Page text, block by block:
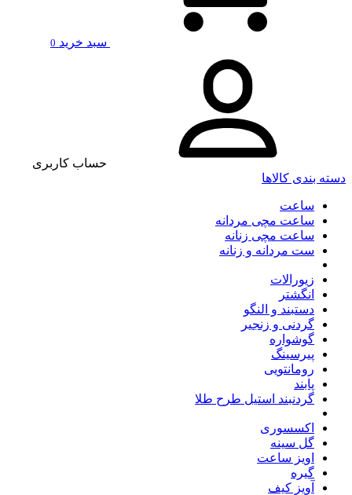
سبد خرید 0
حساب کاربری
دسته بندی کالاها
ساعت
ساعت مچی مردانه
ساعت مچی زنانه
ست مردانه و زنانه
زیورالات
انگشتر
دستبند و النگو
گردنی و زنجیر
گوشواره
پیرسینگ
رومانتویی
پابند
گردنبند استیل طرح طلا
اکسسوری
گل سینه
اویز ساعت
گیره
آویز کیف